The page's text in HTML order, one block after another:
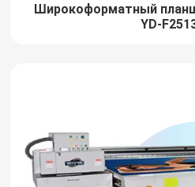
Широкоформатный
YD-